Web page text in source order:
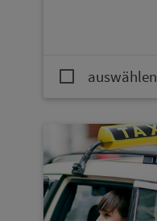
auswählen